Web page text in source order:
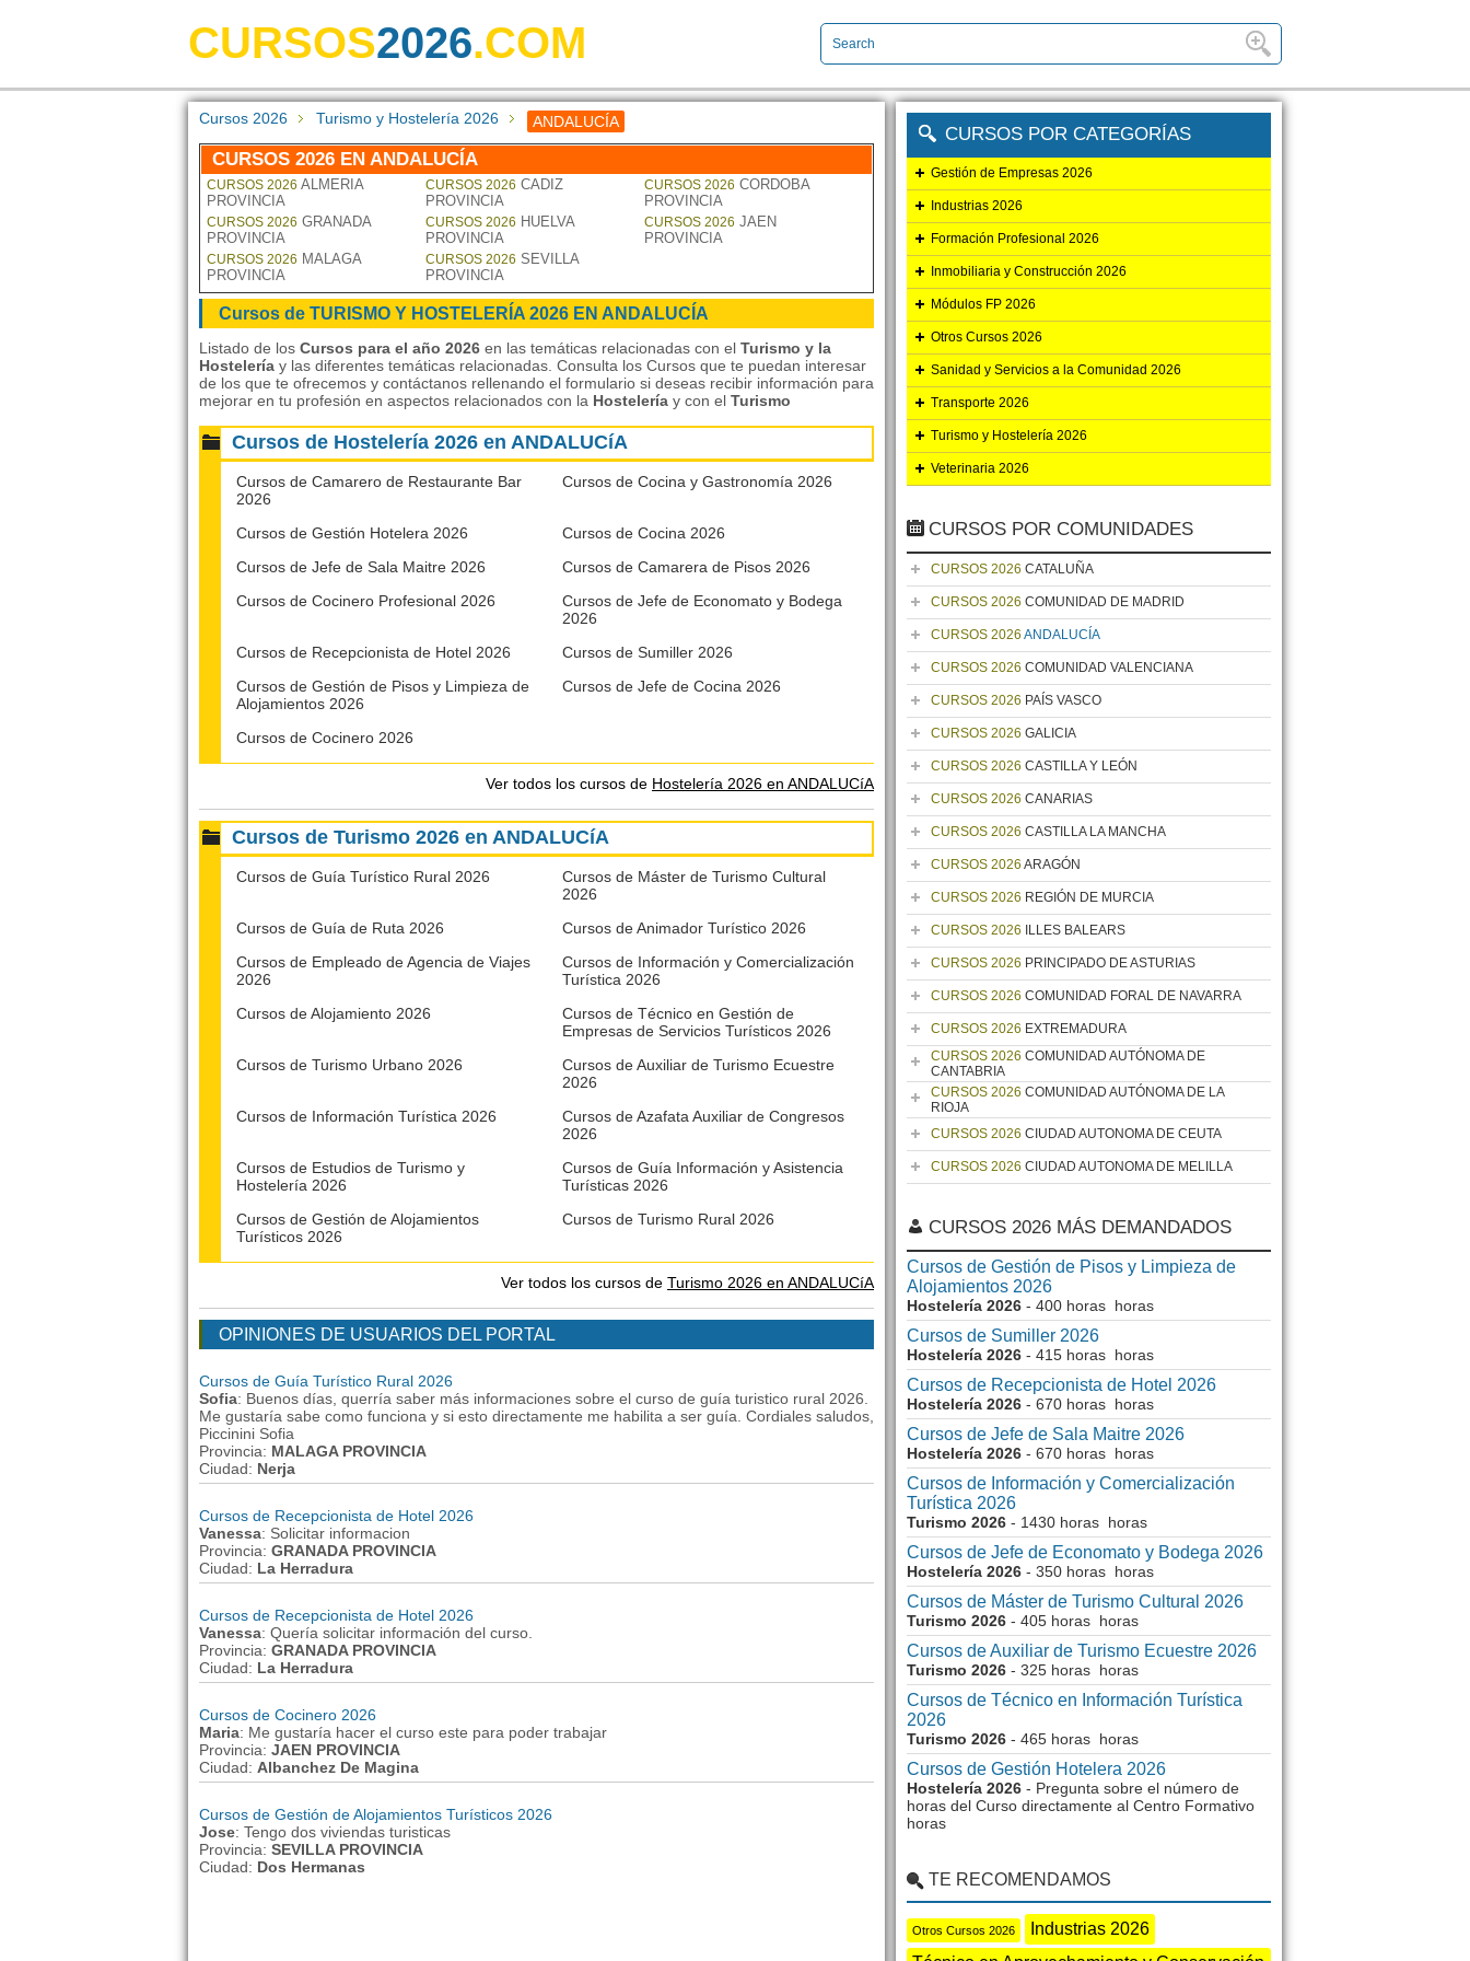
CURSOS2026.COM
Cursos 2026 Turismo y Hostelería 2026 ANDALUCÍA
CURSOS 2026 EN ANDALUCÍA
CURSOS 2026 ALMERIA
PROVINCIA
CURSOS 2026 CADIZ
PROVINCIA
CURSOS 2026 CORDOBA
PROVINCIA
CURSOS 2026 GRANADA
PROVINCIA
CURSOS 2026 HUELVA
PROVINCIA
CURSOS 2026 JAEN
PROVINCIA
CURSOS 2026 MALAGA
PROVINCIA
CURSOS 2026 SEVILLA
PROVINCIA
Cursos de TURISMO Y HOSTELERÍA 2026 EN ANDALUCÍA
Listado de los Cursos para el año 2026 en las temáticas relacionadas con el Turismo y la
Hostelería y las diferentes temáticas relacionadas. Consulta los Cursos que te puedan interesar
de los que te ofrecemos y contáctanos rellenando el formulario si deseas recibir información para
mejorar en tu profesión en aspectos relacionados con la Hostelería y con el Turismo
Cursos de Hostelería 2026 en ANDALUCíA
Cursos de Camarero de Restaurante Bar
2026
Cursos de Cocina y Gastronomía 2026
Cursos de Gestión Hotelera 2026
Cursos de Cocina 2026
Cursos de Jefe de Sala Maitre 2026
Cursos de Camarera de Pisos 2026
Cursos de Cocinero Profesional 2026
Cursos de Jefe de Economato y Bodega
2026
Cursos de Recepcionista de Hotel 2026
Cursos de Sumiller 2026
Cursos de Gestión de Pisos y Limpieza de
Alojamientos 2026
Cursos de Jefe de Cocina 2026
Cursos de Cocinero 2026
Ver todos los cursos de Hostelería 2026 en ANDALUCíA
Cursos de Turismo 2026 en ANDALUCíA
Cursos de Guía Turístico Rural 2026
Cursos de Máster de Turismo Cultural
2026
Cursos de Guía de Ruta 2026
Cursos de Animador Turístico 2026
Cursos de Empleado de Agencia de Viajes
2026
Cursos de Información y Comercialización
Turística 2026
Cursos de Alojamiento 2026
Cursos de Técnico en Gestión de
Empresas de Servicios Turísticos 2026
Cursos de Turismo Urbano 2026
Cursos de Auxiliar de Turismo Ecuestre
2026
Cursos de Información Turística 2026
Cursos de Azafata Auxiliar de Congresos
2026
Cursos de Estudios de Turismo y
Hostelería 2026
Cursos de Guía Información y Asistencia
Turísticas 2026
Cursos de Gestión de Alojamientos
Turísticos 2026
Cursos de Turismo Rural 2026
Ver todos los cursos de Turismo 2026 en ANDALUCíA
OPINIONES DE USUARIOS DEL PORTAL
Cursos de Guía Turístico Rural 2026
Sofia: Buenos días, querría saber más informaciones sobre el curso de guía turistico rural 2026.
Me gustaría sabe como funciona y si esto directamente me habilita a ser guía. Cordiales saludos,
Piccinini Sofia
Provincia: MALAGA PROVINCIA
Ciudad: Nerja
Cursos de Recepcionista de Hotel 2026
Vanessa: Solicitar informacion
Provincia: GRANADA PROVINCIA
Ciudad: La Herradura
Cursos de Recepcionista de Hotel 2026
Vanessa: Quería solicitar información del curso.
Provincia: GRANADA PROVINCIA
Ciudad: La Herradura
Cursos de Cocinero 2026
Maria: Me gustaría hacer el curso este para poder trabajar
Provincia: JAEN PROVINCIA
Ciudad: Albanchez De Magina
Cursos de Gestión de Alojamientos Turísticos 2026
Jose: Tengo dos viviendas turisticas
Provincia: SEVILLA PROVINCIA
Ciudad: Dos Hermanas
CURSOS POR CATEGORÍAS
Gestión de Empresas 2026
Industrias 2026
Formación Profesional 2026
Inmobiliaria y Construcción 2026
Módulos FP 2026
Otros Cursos 2026
Sanidad y Servicios a la Comunidad 2026
Transporte 2026
Turismo y Hostelería 2026
Veterinaria 2026
CURSOS POR COMUNIDADES
CURSOS 2026 CATALUÑA
CURSOS 2026 COMUNIDAD DE MADRID
CURSOS 2026 ANDALUCÍA
CURSOS 2026 COMUNIDAD VALENCIANA
CURSOS 2026 PAÍS VASCO
CURSOS 2026 GALICIA
CURSOS 2026 CASTILLA Y LEÓN
CURSOS 2026 CANARIAS
CURSOS 2026 CASTILLA LA MANCHA
CURSOS 2026 ARAGÓN
CURSOS 2026 REGIÓN DE MURCIA
CURSOS 2026 ILLES BALEARS
CURSOS 2026 PRINCIPADO DE ASTURIAS
CURSOS 2026 COMUNIDAD FORAL DE NAVARRA
CURSOS 2026 EXTREMADURA
CURSOS 2026 COMUNIDAD AUTÓNOMA DE
CANTABRIA
CURSOS 2026 COMUNIDAD AUTÓNOMA DE LA
RIOJA
CURSOS 2026 CIUDAD AUTONOMA DE CEUTA
CURSOS 2026 CIUDAD AUTONOMA DE MELILLA
CURSOS 2026 MÁS DEMANDADOS
Cursos de Gestión de Pisos y Limpieza de
Alojamientos 2026
Hostelería 2026 - 400 horas horas
Cursos de Sumiller 2026
Hostelería 2026 - 415 horas horas
Cursos de Recepcionista de Hotel 2026
Hostelería 2026 - 670 horas horas
Cursos de Jefe de Sala Maitre 2026
Hostelería 2026 - 670 horas horas
Cursos de Información y Comercialización
Turística 2026
Turismo 2026 - 1430 horas horas
Cursos de Jefe de Economato y Bodega 2026
Hostelería 2026 - 350 horas horas
Cursos de Máster de Turismo Cultural 2026
Turismo 2026 - 405 horas horas
Cursos de Auxiliar de Turismo Ecuestre 2026
Turismo 2026 - 325 horas horas
Cursos de Técnico en Información Turística
2026
Turismo 2026 - 465 horas horas
Cursos de Gestión Hotelera 2026
Hostelería 2026 - Pregunta sobre el número de
horas del Curso directamente al Centro Formativo
horas
TE RECOMENDAMOS
Otros Cursos 2026
Industrias 2026